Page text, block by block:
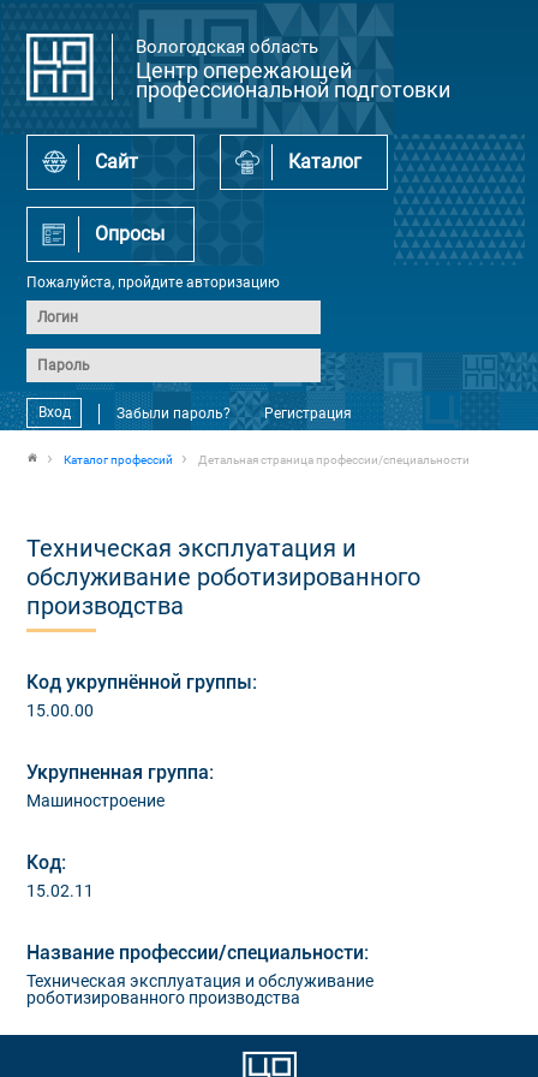
Вологодская область
Центр опережающей
профессиональной подготовки
Сайт Каталог
Опросы
Пожалуйста, пройдите авторизацию
Вход Забыли пароль? Регистрация
Каталог профессий Детальная страница профессии/специальности
Техническая эксплуатация и
обслуживание роботизированного
производства
Код укрупнённой группы:
15.00.00
Укрупненная группа:
Машиностроение
Код:
15.02.11
Название профессии/специальности:
Техническая эксплуатация и обслуживание
роботизированного производства